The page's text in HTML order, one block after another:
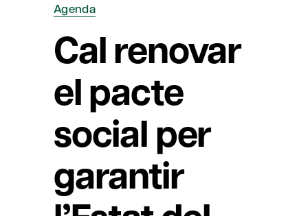
Agenda
Cal renovar
el pacte
social per
garantir